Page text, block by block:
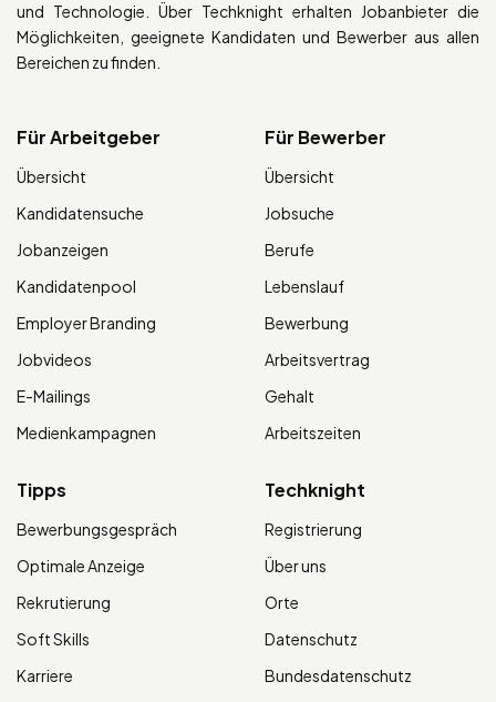
und Technologie. Über Techknight erhalten Jobanbieter die
Möglichkeiten, geeignete Kandidaten und Bewerber aus allen
Bereichen zu finden.
Für Arbeitgeber
Übersicht
Kandidatensuche
Jobanzeigen
Kandidatenpool
Employer Branding
Jobvideos
E-Mailings
Medienkampagnen
Für Bewerber
Übersicht
Jobsuche
Berufe
Lebenslauf
Bewerbung
Arbeitsvertrag
Gehalt
Arbeitszeiten
Tipps
Bewerbungsgespräch
Optimale Anzeige
Rekrutierung
Soft Skills
Karriere
Techknight
Registrierung
Über uns
Orte
Datenschutz
Bundesdatenschutz